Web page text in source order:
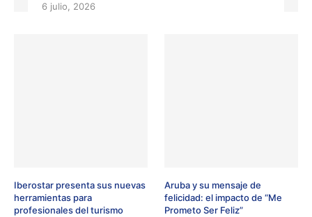
6 julio, 2026
Iberostar presenta sus nuevas
herramientas para
profesionales del turismo
Aruba y su mensaje de
felicidad: el impacto de “Me
Prometo Ser Feliz”